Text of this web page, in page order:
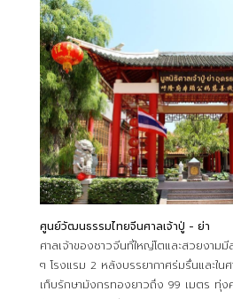
ศูนย์วัฒนธรรมไทยจีนศาลเจ้าปู่ - ย่า
ศาลเจ้าของชาวจีนที่ใหญ่โตและสวยงา
ๆ โรงแรม 2 หลังบรรยากาศร่มรื่นและใน
เก็บรักษามังกรทองยาวถึง 99 เมตร ทุ่ง